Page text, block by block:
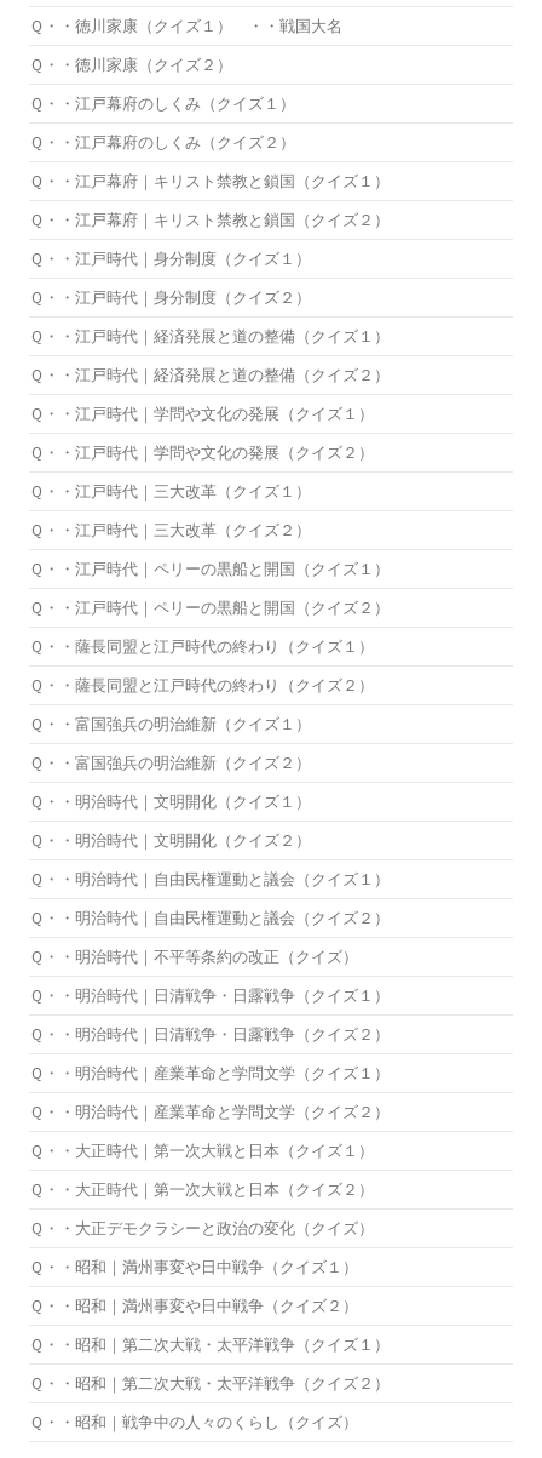
Ｑ・・徳川家康（クイズ１） ・・戦国大名
Ｑ・・徳川家康（クイズ２）
Ｑ・・江戸幕府のしくみ（クイズ１）
Ｑ・・江戸幕府のしくみ（クイズ２）
Ｑ・・江戸幕府｜キリスト禁教と鎖国（クイズ１）
Ｑ・・江戸幕府｜キリスト禁教と鎖国（クイズ２）
Ｑ・・江戸時代｜身分制度（クイズ１）
Ｑ・・江戸時代｜身分制度（クイズ２）
Ｑ・・江戸時代｜経済発展と道の整備（クイズ１）
Ｑ・・江戸時代｜経済発展と道の整備（クイズ２）
Ｑ・・江戸時代｜学問や文化の発展（クイズ１）
Ｑ・・江戸時代｜学問や文化の発展（クイズ２）
Ｑ・・江戸時代｜三大改革（クイズ１）
Ｑ・・江戸時代｜三大改革（クイズ２）
Ｑ・・江戸時代｜ペリーの黒船と開国（クイズ１）
Ｑ・・江戸時代｜ペリーの黒船と開国（クイズ２）
Ｑ・・薩長同盟と江戸時代の終わり（クイズ１）
Ｑ・・薩長同盟と江戸時代の終わり（クイズ２）
Ｑ・・富国強兵の明治維新（クイズ１）
Ｑ・・富国強兵の明治維新（クイズ２）
Ｑ・・明治時代｜文明開化（クイズ１）
Ｑ・・明治時代｜文明開化（クイズ２）
Ｑ・・明治時代｜自由民権運動と議会（クイズ１）
Ｑ・・明治時代｜自由民権運動と議会（クイズ２）
Ｑ・・明治時代｜不平等条約の改正（クイズ）
Ｑ・・明治時代｜日清戦争・日露戦争（クイズ１）
Ｑ・・明治時代｜日清戦争・日露戦争（クイズ２）
Ｑ・・明治時代｜産業革命と学問文学（クイズ１）
Ｑ・・明治時代｜産業革命と学問文学（クイズ２）
Ｑ・・大正時代｜第一次大戦と日本（クイズ１）
Ｑ・・大正時代｜第一次大戦と日本（クイズ２）
Ｑ・・大正デモクラシーと政治の変化（クイズ）
Ｑ・・昭和｜満州事変や日中戦争（クイズ１）
Ｑ・・昭和｜満州事変や日中戦争（クイズ２）
Ｑ・・昭和｜第二次大戦・太平洋戦争（クイズ１）
Ｑ・・昭和｜第二次大戦・太平洋戦争（クイズ２）
Ｑ・・昭和｜戦争中の人々のくらし（クイズ）